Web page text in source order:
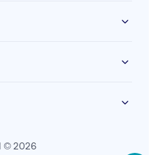
© 2026